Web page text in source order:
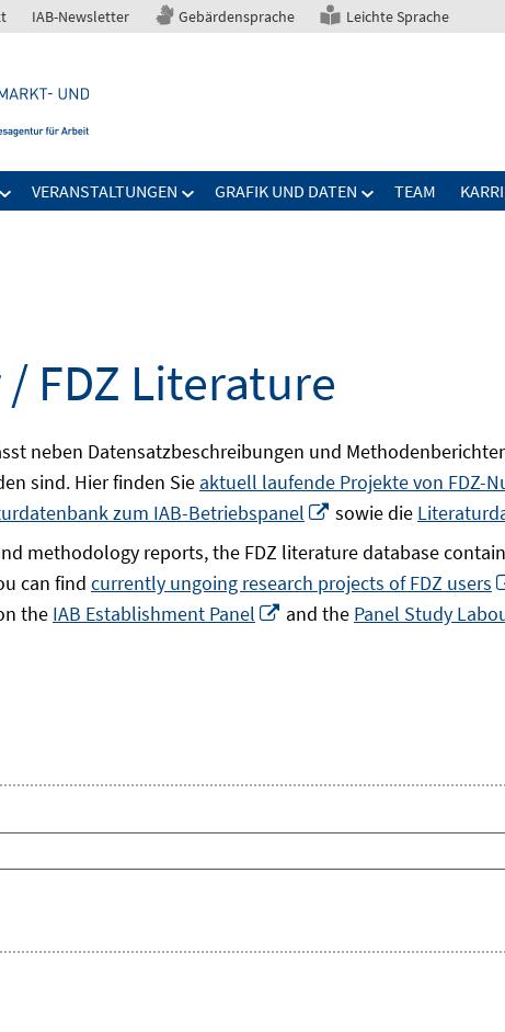
IAB-Newsletter Gebärdensprache Leichte Sprache
VERANSTALTUNGEN GRAFIK UND DATEN TEAM
FDZ Literature
neben Datensatzbeschreibungen und
sind. Hier finden Sie aktuell laufende Projekte von FDZ-
zum IAB-Betriebspanel
In
neuem
Fenster
öffnen
sowie die
methodology reports, the FDZ literature database
can find currently ungoing research projects of FDZ users
the IAB Establishment Panel
In
and the Panel Study